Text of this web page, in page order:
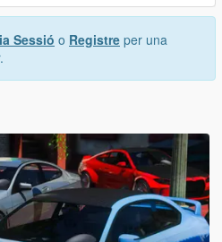
Sessió o Registre per una